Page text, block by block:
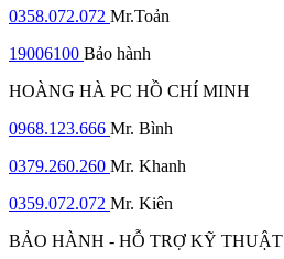
0358.072.072 Mr.Toản
19006100 Bảo hành
HOÀNG HÀ PC HỒ CHÍ MINH
0968.123.666 Mr. Bình
0379.260.260 Mr. Khanh
0359.072.072 Mr. Kiên
BẢO HÀNH - HỖ TRỢ KỸ THUẬT